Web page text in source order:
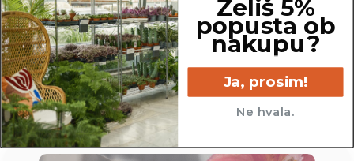
13 cm Želiš 5%
popusta ob
nakupu?
Ja, prosim!
Ne hvala.